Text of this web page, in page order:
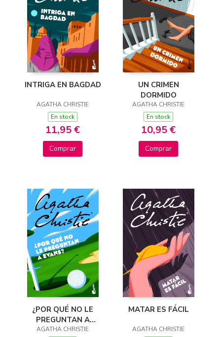
INTRIGA EN BAGDAD
AGATHA CHRISTIE
En stock
11,95 €
Comprar
UN CRIMEN
DORMIDO
AGATHA CHRISTIE
En stock
10,95 €
Comprar
¿POR QUÉ NO LE
PREGUNTAN A
EVANS?
AGATHA CHRISTIE
MATAR ES FÁCIL
AGATHA CHRISTIE